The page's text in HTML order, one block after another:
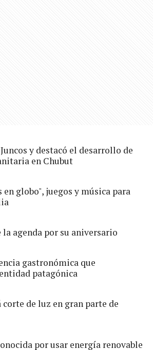
y destacó el desarrollo de
en Chubut
globo", juegos y música para
la agenda por su aniversario
gastronómica que
patagónica
de luz en gran parte de
por usar energía renovable